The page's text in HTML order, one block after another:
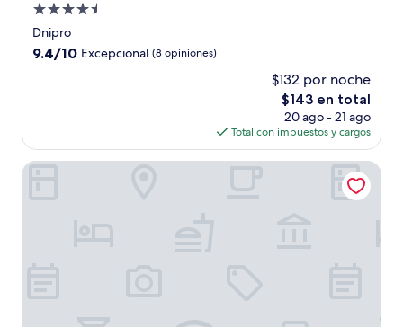
Propiedad
de
4.5
Dnipro
9.4
9.4/10 Excepcional (8 opiniones)
$132 por noche
El
precio
actual
es
de
$143 en total
20 ago - 21 ago
Total con impuestos y cargos
7 Days City Hotel